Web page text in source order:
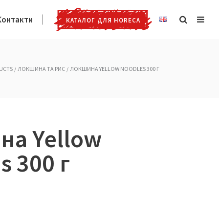
КАТАЛОГ ДЛЯ HORECA
ЛОКШИНА ТА РИС ЛОКШИНА YELLOW NOODLES 300 Г
Yellow
300 г